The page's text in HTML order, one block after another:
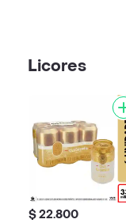
Licores
$ 22.800